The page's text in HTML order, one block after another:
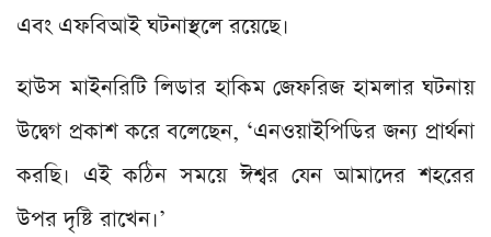
এবং এফবিআই ঘটনাস্থলে রয়েছে।
হাউস মাইনরিটি লিডার হাকিম জেফরিজ হামলার ঘটনায়
উদ্বেগ প্রকাশ করে বলেছেন, ‘এনওয়াইপিডির জন্য প্রার্থনা
করছি। এই কঠিন সময়ে ঈশ্বর যেন আমাদের শহরের
উপর দৃষ্টি রাখেন।’